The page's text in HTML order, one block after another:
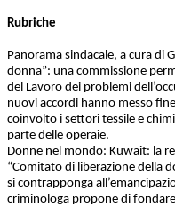
Rubriche
Panorama sindacale, a cura di
donna”: una commissione
del Lavoro dei problemi
nuovi accordi hanno messo
coinvolto i settori tessile e
parte delle operaie.
Donne nel mondo: Kuwait: la
“Comitato di liberazione della
si contrapponga
criminologa propone di